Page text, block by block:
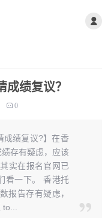
绩复议？
0
成绩复议?】在香
存有疑虑，应该
实在报名官网已
看一下。 香港托
报告存有疑虑，